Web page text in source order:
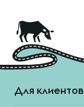
Для клиентов